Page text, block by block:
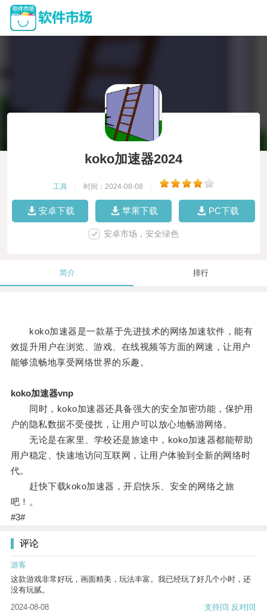
koko加速器2024
工具 时间：2024-08-08
安卓下载 苹果下载 PC下载
安卓市场，安全绿色
简介 排行
koko加速器是一款基于先进技术的网络加速软件，能有
效提升用户在浏览、游戏、在线视频等方面的网速，让用户
能够流畅地享受网络世界的乐趣。
koko加速器vnp
同时，koko加速器还具备强大的安全加密功能，保护用
户的隐私数据不受侵扰，让用户可以放心地畅游网络。
无论是在家里、学校还是旅途中，koko加速器都能帮助
用户稳定、快速地访问互联网，让用户体验到全新的网络时
代。
赶快下载koko加速器，开启快乐、安全的网络之旅
吧！。
#3#
评论
游客
这款游戏非常好玩，画面精美，玩法丰富。我已经玩了好几个小时，还
没有玩腻。
2024-08-08
支持[0] 反对[0]